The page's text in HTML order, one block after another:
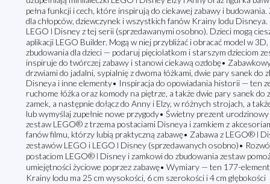
pełna funkcji i cech, które inspirują do ciekawej zabawy i
dla chłopców, dziewczynek i wszystkich fanów Krainy lodu
LEGO ǀ Disney z tej serii (sprzedawanymi osobno). Dzieci mogą
aplikacji LEGO Builder. Mogą w niej przybliżać i obracać model w
zbudowania dla dzieci — podaruj pięciolatkom i starszym dzieciom
inspiruje do twórczej zabawy i stanowi ciekawą ozdobę•
drzwiami do jadalni, sypialnię z dwoma łóżkami, dwie pary sanek
Disneya i inne elementy• Inspiracja do opowiadania historii — ten
ruchome łóżka oraz komody na piętrze, a także dwie pary sanek
zamek, a następnie dołącz do Anny i Elzy, w różnych strojach, a
lub wymyślaj zupełnie nowe przygody• Świetny prezent
zestaw LEGO® z trzema postaciami Disneya i zamkiem z
fanów filmu, którzy lubią praktyczną zabawę• Zabawa z LEGO® ǀ
zestawów LEGO i LEGO ǀ Disney (sprzedawanych osobno)•
postaciom LEGO® ǀ Disney i zamkowi do zbudowania zestaw
umiejętności życiowe poprzez zabawę• Wymiary — ten 177-
Krainy lodu ma 25 cm wysokości, 6 cm szerokości i 4 cm głębokości